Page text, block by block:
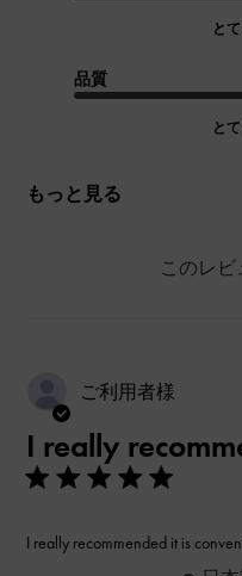
と
品質
と
もっと見る
このレ
ご利用者様
I really
I really recommended it is